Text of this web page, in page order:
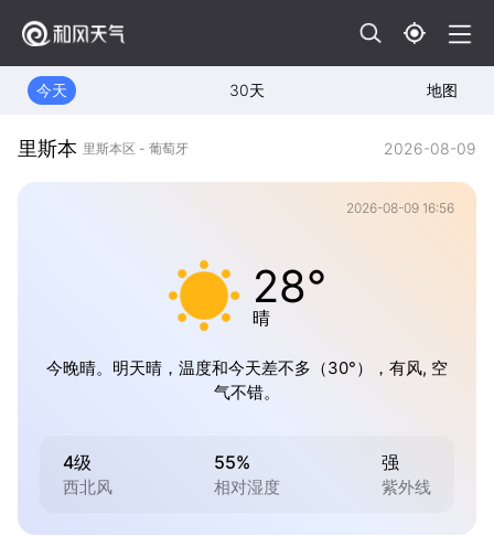
今天 30天 地图
里斯本 里斯本区 - 葡萄牙 2026-08-09
2026-08-09 16:56
28°
晴
今晚晴。明天晴，温度和今天差不多（30°），有风, 空
气不错。
4级
西北风
55%
相对湿度
强
紫外线